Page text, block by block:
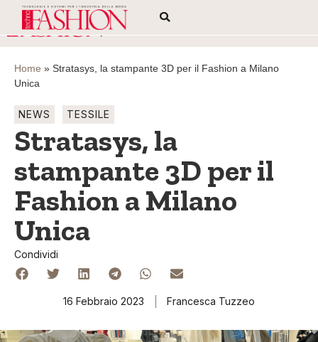
Home » Stratasys, la stampante 3D per il Fashion a Milano
Unica
NEWS TESSILE
Stratasys, la
stampante 3D per il
Fashion a Milano
Unica
Condividi
16 Febbraio 2023 Francesca Tuzzeo